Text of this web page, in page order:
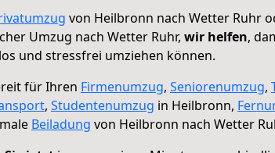
von Heilbronn nach Wetter Ruhr
Umzug nach Wetter Ruhr, wir helfen,
und stressfrei umziehen können.
für Ihren Firmenumzug, Seniorenumzug,
, Studentenumzug in Heilbronn,
Beiladung von Heilbronn nach Wetter